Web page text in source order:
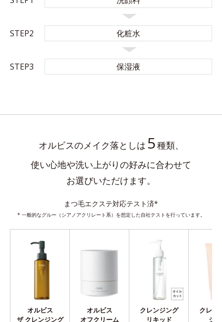
STEP2 化粧水
STEP3 保湿液
オルビスのメイク落としは 5種類、
使い心地や洗い上がりの好みに合わせて
お選びいただけます。
まつ毛エクステ対応テスト済*
* 一般的なグルー（シアノアクリレート系）を想定した自社テストを行っています。
オルビス
ザ クレンジング
オルビス
オフクリーム
クレンジング
リキッド
クレン
ジ